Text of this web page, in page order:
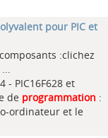
pour PIC et
:clichez
...
- PIC16F628 et
de programmation :
ordinateur et le